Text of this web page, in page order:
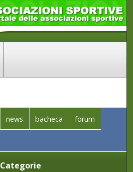
news bacheca forum
Categorie